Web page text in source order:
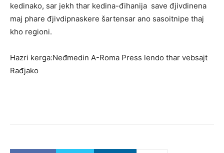
kedinako, sar jekh thar kedina-đihanija save đjivdinena
maj phare đjivdipnaskere šartensar ano sasoitnipe thaj
kho regioni.
Hazri kerga:Neđmedin A-Roma Press lendo thar vebsajt
Rađjako